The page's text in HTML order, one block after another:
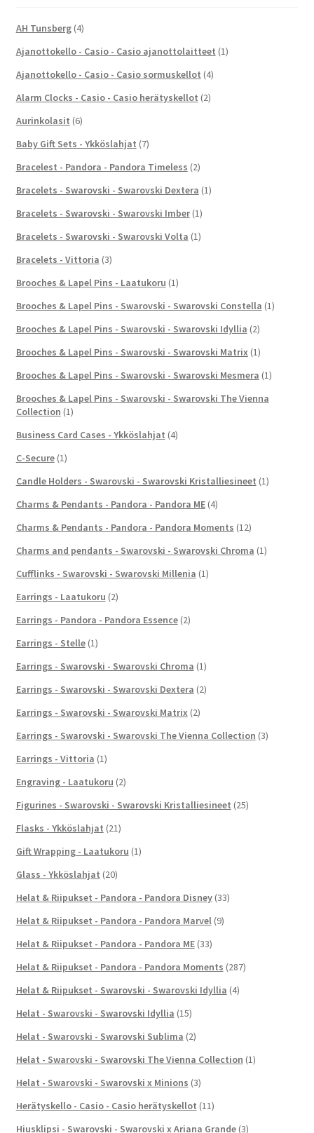
AH Tunsberg (4)
Ajanottokello - Casio - Casio ajanottolaitteet (1)
Ajanottokello - Casio - Casio sormuskellot (4)
Alarm Clocks - Casio - Casio herätyskellot (2)
Aurinkolasit (6)
Baby Gift Sets - Ykköslahjat (7)
Bracelest - Pandora - Pandora Timeless (2)
Bracelets - Swarovski - Swarovski Dextera (1)
Bracelets - Swarovski - Swarovski Imber (1)
Bracelets - Swarovski - Swarovski Volta (1)
Bracelets - Vittoria (3)
Brooches & Lapel Pins - Laatukoru (1)
Brooches & Lapel Pins - Swarovski - Swarovski Constella (1)
Brooches & Lapel Pins - Swarovski - Swarovski Idyllia (2)
Brooches & Lapel Pins - Swarovski - Swarovski Matrix (1)
Brooches & Lapel Pins - Swarovski - Swarovski Mesmera (1)
Brooches & Lapel Pins - Swarovski - Swarovski The Vienna
Collection (1)
Business Card Cases - Ykköslahjat (4)
C-Secure (1)
Candle Holders - Swarovski - Swarovski Kristalliesineet (1)
Charms & Pendants - Pandora - Pandora ME (4)
Charms & Pendants - Pandora - Pandora Moments (12)
Charms and pendants - Swarovski - Swarovski Chroma (1)
Cufflinks - Swarovski - Swarovski Millenia (1)
Earrings - Laatukoru (2)
Earrings - Pandora - Pandora Essence (2)
Earrings - Stelle (1)
Earrings - Swarovski - Swarovski Chroma (1)
Earrings - Swarovski - Swarovski Dextera (2)
Earrings - Swarovski - Swarovski Matrix (2)
Earrings - Swarovski - Swarovski The Vienna Collection (3)
Earrings - Vittoria (1)
Engraving - Laatukoru (2)
Figurines - Swarovski - Swarovski Kristalliesineet (25)
Flasks - Ykköslahjat (21)
Gift Wrapping - Laatukoru (1)
Glass - Ykköslahjat (20)
Helat & Riipukset - Pandora - Pandora Disney (33)
Helat & Riipukset - Pandora - Pandora Marvel (9)
Helat & Riipukset - Pandora - Pandora ME (33)
Helat & Riipukset - Pandora - Pandora Moments (287)
Helat & Riipukset - Swarovski - Swarovski Idyllia (4)
Helat - Swarovski - Swarovski Idyllia (15)
Helat - Swarovski - Swarovski Sublima (2)
Helat - Swarovski - Swarovski The Vienna Collection (1)
Helat - Swarovski - Swarovski x Minions (3)
Herätyskello - Casio - Casio herätyskellot (11)
Hiusklipsi - Swarovski - Swarovski x Ariana Grande (3)